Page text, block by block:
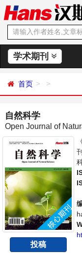
学术期刊
首页
自然科学
Open Journal of
投稿